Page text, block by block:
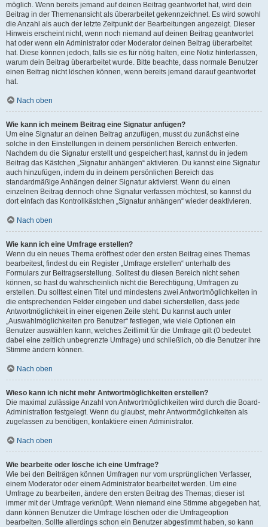
möglich. Wenn bereits jemand auf deinen Beitrag geantwortet hat, wird dein
Beitrag in der Themenansicht als überarbeitet gekennzeichnet. Es wird sowohl
die Anzahl als auch der letzte Zeitpunkt der Bearbeitungen angezeigt. Dieser
Hinweis erscheint nicht, wenn noch niemand auf deinen Beitrag geantwortet
hat oder wenn ein Administrator oder Moderator deinen Beitrag überarbeitet
hat. Diese können jedoch, falls sie es für nötig halten, eine Notiz hinterlassen,
warum dein Beitrag überarbeitet wurde. Bitte beachte, dass normale Benutzer
einen Beitrag nicht löschen können, wenn bereits jemand darauf geantwortet
hat.
Nach oben
Wie kann ich meinem Beitrag eine Signatur anfügen?
Um eine Signatur an deinen Beitrag anzufügen, musst du zunächst eine
solche in den Einstellungen in deinem persönlichen Bereich entwerfen.
Nachdem du die Signatur erstellt und gespeichert hast, kannst du in jedem
Beitrag das Kästchen „Signatur anhängen“ aktivieren. Du kannst eine Signatur
auch hinzufügen, indem du in deinem persönlichen Bereich das
standardmäßige Anhängen deiner Signatur aktivierst. Wenn du einen
einzelnen Beitrag dennoch ohne Signatur verfassen möchtest, so kannst du
dort einfach das Kontrollkästchen „Signatur anhängen“ wieder deaktivieren.
Nach oben
Wie kann ich eine Umfrage erstellen?
Wenn du ein neues Thema eröffnest oder den ersten Beitrag eines Themas
bearbeitest, findest du ein Register „Umfrage erstellen“ unterhalb des
Formulars zur Beitragserstellung. Solltest du diesen Bereich nicht sehen
können, so hast du wahrscheinlich nicht die Berechtigung, Umfragen zu
erstellen. Du solltest einen Titel und mindestens zwei Antwortmöglichkeiten in
die entsprechenden Felder eingeben und dabei sicherstellen, dass jede
Antwortmöglichkeit in einer eigenen Zeile steht. Du kannst auch unter
„Auswahlmöglichkeiten pro Benutzer“ festlegen, wie viele Optionen ein
Benutzer auswählen kann, welches Zeitlimit für die Umfrage gilt (0 bedeutet
dabei eine zeitlich unbegrenzte Umfrage) und schließlich, ob die Benutzer ihre
Stimme ändern können.
Nach oben
Wieso kann ich nicht mehr Antwortmöglichkeiten erstellen?
Die maximal zulässige Anzahl von Antwortmöglichkeiten wird durch die Board-
Administration festgelegt. Wenn du glaubst, mehr Antwortmöglichkeiten als
zugelassen zu benötigen, kontaktiere einen Administrator.
Nach oben
Wie bearbeite oder lösche ich eine Umfrage?
Wie bei den Beiträgen können Umfragen nur vom ursprünglichen Verfasser,
einem Moderator oder einem Administrator bearbeitet werden. Um eine
Umfrage zu bearbeiten, ändere den ersten Beitrag des Themas; dieser ist
immer mit der Umfrage verknüpft. Wenn niemand eine Stimme abgegeben hat,
dann können Benutzer die Umfrage löschen oder die Umfrageoption
bearbeiten. Sollte allerdings schon ein Benutzer abgestimmt haben, so kann